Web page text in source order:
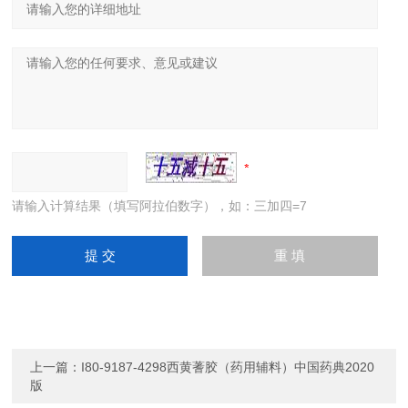
请输入计算结果（填写阿拉伯数字），如：三加四=7
上一篇： I80-9187-4298西黄蓍胶（药用辅料）中国药典2020
版